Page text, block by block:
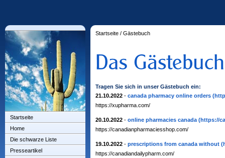
Startseite
Home
Die schwarze Liste
Presseartikel
Startseite / Gästebuch
Tragen Sie sich in unser Gästebuch ein:
21.10.2022 - canada pharmacy online orders
https://xupharma.com/
20.10.2022 - online pharmacies canada (https://
https://canadianpharmaciesshop.com/
19.10.2022 - prescriptions from canada without
https://canadiandailypharm.com/